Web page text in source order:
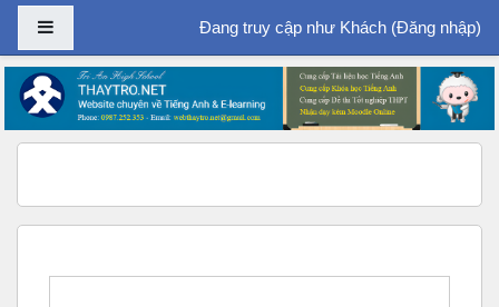
Chuyển tới nội dung chính
Bảng điều khiển cạnhĐang truy cập như Khách (Đăng nhập)